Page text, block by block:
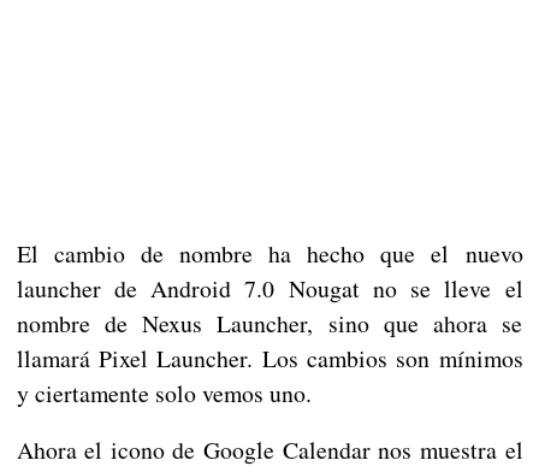
El cambio de nombre ha hecho que el nuevo
launcher de Android 7.0 Nougat no se lleve el
nombre de Nexus Launcher, sino que ahora se
llamará Pixel Launcher. Los cambios son mínimos
y ciertamente solo vemos uno.
Ahora el icono de Google Calendar nos muestra el